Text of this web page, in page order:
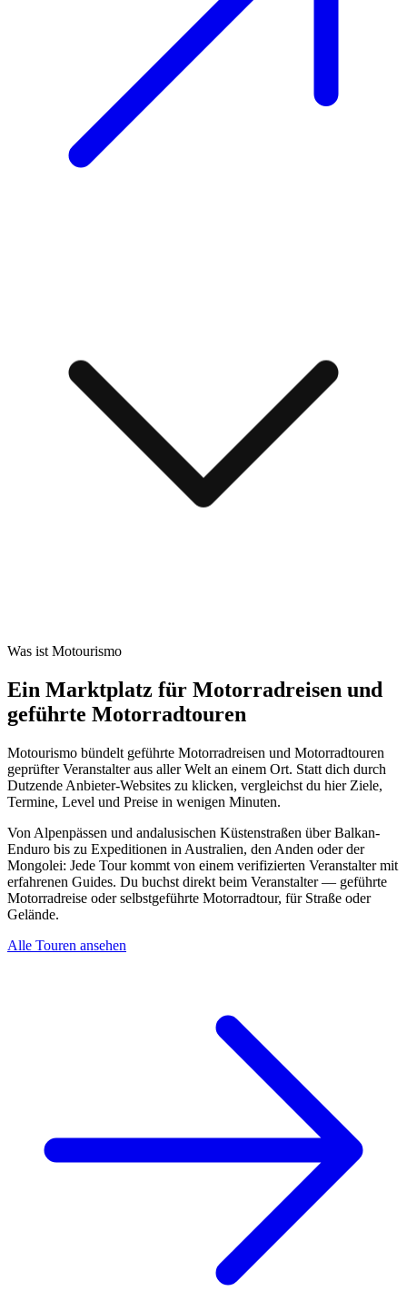
Was ist Motourismo
Ein Marktplatz für Motorradreisen und
geführte Motorradtouren
Motourismo bündelt geführte Motorradreisen und Motorradtouren
geprüfter Veranstalter aus aller Welt an einem Ort. Statt dich durch
Dutzende Anbieter-Websites zu klicken, vergleichst du hier Ziele,
Termine, Level und Preise in wenigen Minuten.
Von Alpenpässen und andalusischen Küstenstraßen über Balkan-
Enduro bis zu Expeditionen in Australien, den Anden oder der
Mongolei: Jede Tour kommt von einem verifizierten Veranstalter mit
erfahrenen Guides. Du buchst direkt beim Veranstalter — geführte
Motorradreise oder selbstgeführte Motorradtour, für Straße oder
Gelände.
Alle Touren ansehen